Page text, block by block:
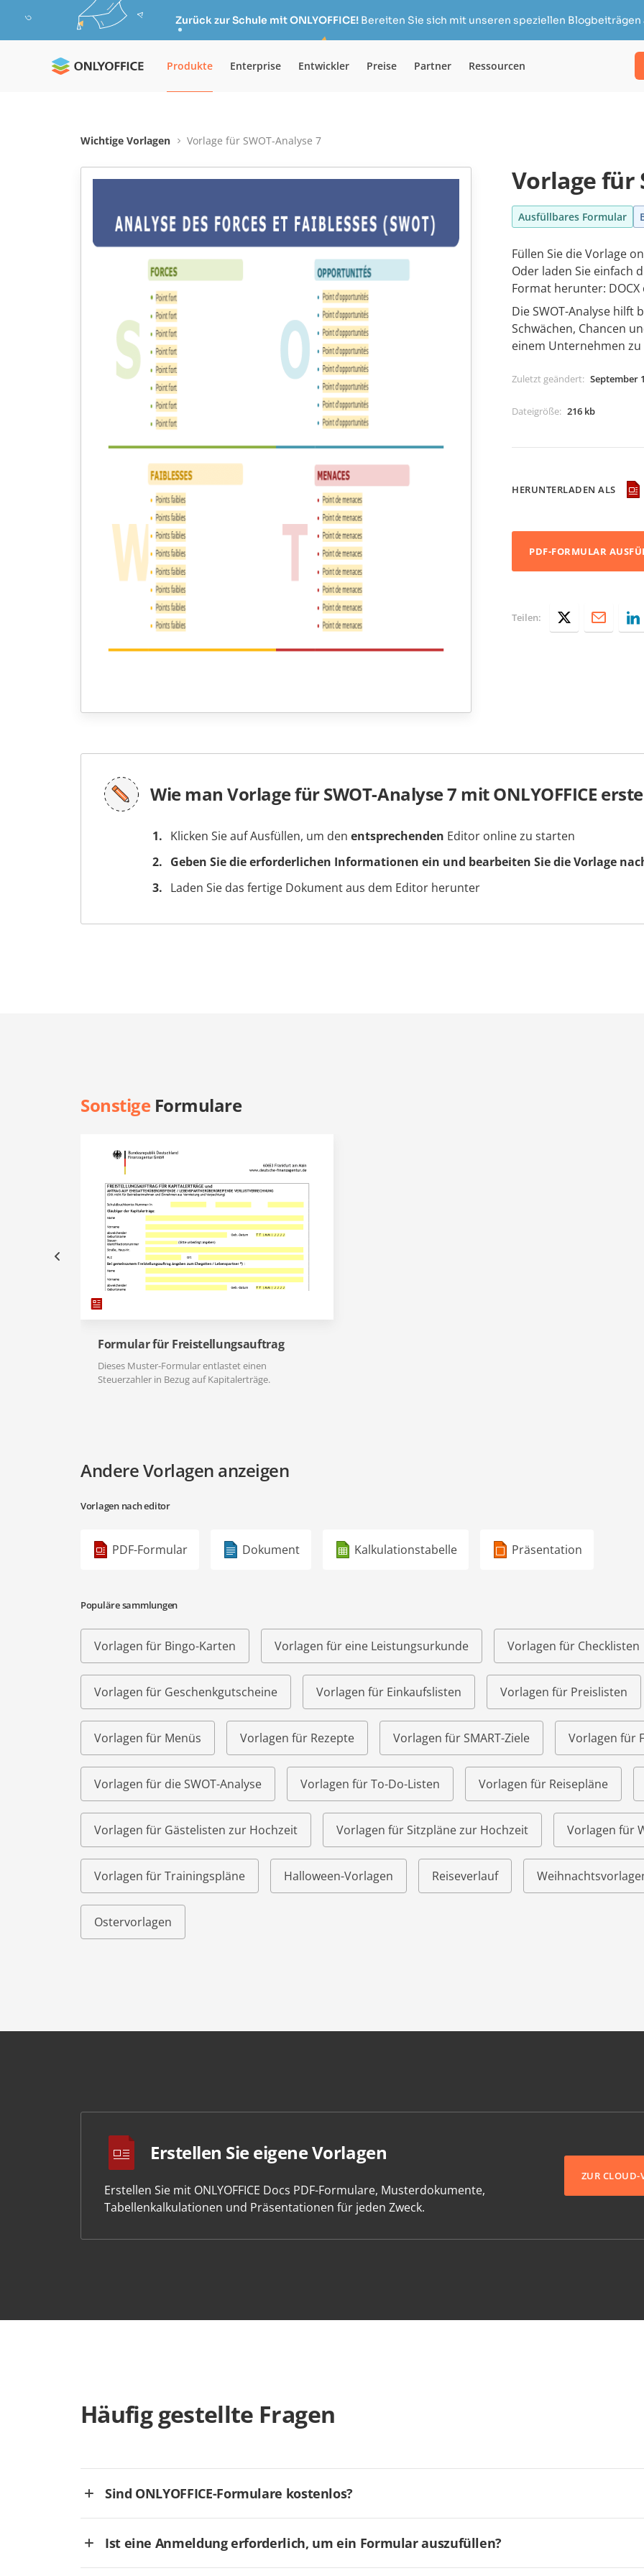
Zurück zur Schule mit ONLYOFFICE!Bereiten Sie sich mit unseren speziellen Blogbeiträgen
Produkte Enterprise Entwickler Preise Partner Ressourcen
Wichtige Vorlagen Vorlage für SWOT-Analyse 7
Vorlage für
Ausfüllbares Formular
Füllen Sie die Vorlage
Oder laden Sie einfach
Format herunter: DOCX
Die SWOT-Analyse hilft
Schwächen, Chancen
einem Unternehmen
Zuletzt geändert: September
Dateigröße: 216 kb
HERUNTERLADEN ALS
PDF-FORMULAR
Teilen:
Wie man Vorlage für SWOT-Analyse 7 mit ONLYOFFICE
Klicken Sie auf Ausfüllen, um den entsprechenden Editor online zu starten
Geben Sie die erforderlichen Informationen ein und bearbeiten Sie die Vorlage
Laden Sie das fertige Dokument aus dem Editor herunter
SonstigeFormulare
Formular für Freistellungsauftrag
Dieses Muster-Formular entlastet einen
Steuerzahler in Bezug auf Kapitalerträge.
Andere Vorlagen anzeigen
Vorlagen nach editor
PDF-Formular Dokument Kalkulationstabelle Präsentation
Populäre sammlungen
Vorlagen für Bingo-Karten Vorlagen für eine Leistungsurkunde Vorlagen für Checklisten
Vorlagen für Geschenkgutscheine Vorlagen für Einkaufslisten Vorlagen für Preislisten
Vorlagen für Menüs Vorlagen für Rezepte Vorlagen für SMART-Ziele Vorlagen für
Vorlagen für die SWOT-Analyse Vorlagen für To-Do-Listen Vorlagen für Reisepläne
Vorlagen für Gästelisten zur Hochzeit Vorlagen für Sitzpläne zur Hochzeit Vorlagen für
Vorlagen für Trainingspläne Halloween-Vorlagen Reiseverlauf
Ostervorlagen
Erstellen Sie eigene Vorlagen
Erstellen Sie mit ONLYOFFICE Docs PDF-Formulare, Musterdokumente,
Tabellenkalkulationen und Präsentationen für jeden Zweck.
ZUR CLOUD-
Häufig gestellte Fragen
Sind ONLYOFFICE-Formulare kostenlos?
Ist eine Anmeldung erforderlich, um ein Formular auszufüllen?